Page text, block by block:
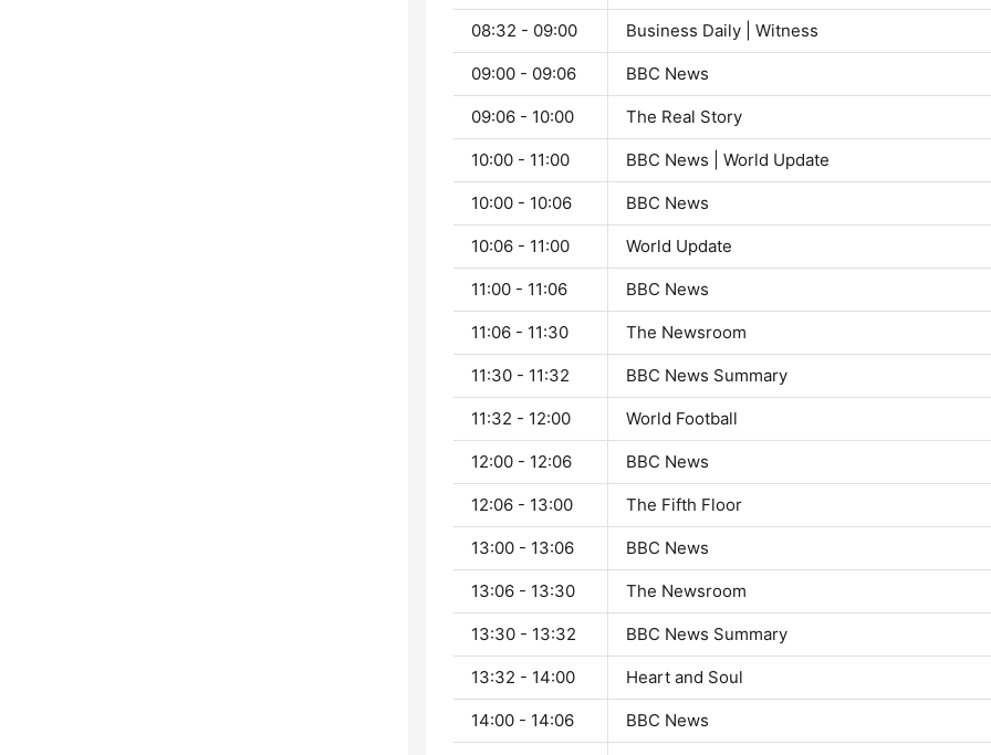
08:32 - 09:00 Business Daily | Witness
09:00 - 09:06 BBC News
09:06 - 10:00 The Real Story
10:00 - 11:00 BBC News | World Update
10:00 - 10:06 BBC News
10:06 - 11:00 World Update
11:00 - 11:06 BBC News
11:06 - 11:30 The Newsroom
11:30 - 11:32 BBC News Summary
11:32 - 12:00 World Football
12:00 - 12:06 BBC News
12:06 - 13:00 The Fifth Floor
13:00 - 13:06 BBC News
13:06 - 13:30 The Newsroom
13:30 - 13:32 BBC News Summary
13:32 - 14:00 Heart and Soul
14:00 - 14:06 BBC News